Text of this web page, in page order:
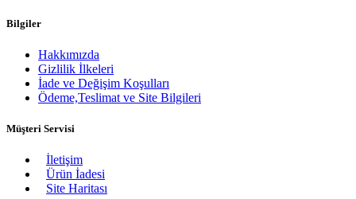
Bilgiler
Hakkımızda
Gizlilik İlkeleri
İade ve Değişim Koşulları
Ödeme,Teslimat ve Site Bilgileri
Müşteri Servisi
İletişim
Ürün İadesi
Site Haritası